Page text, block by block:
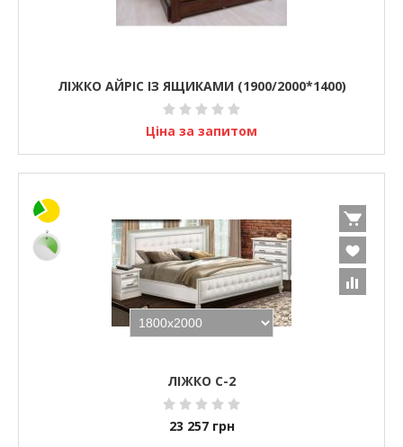
ЛІЖКО АЙРІС ІЗ ЯЩИКАМИ (1900/2000*1400)
Ціна за запитом
ЛІЖКО С-2
23 257 грн